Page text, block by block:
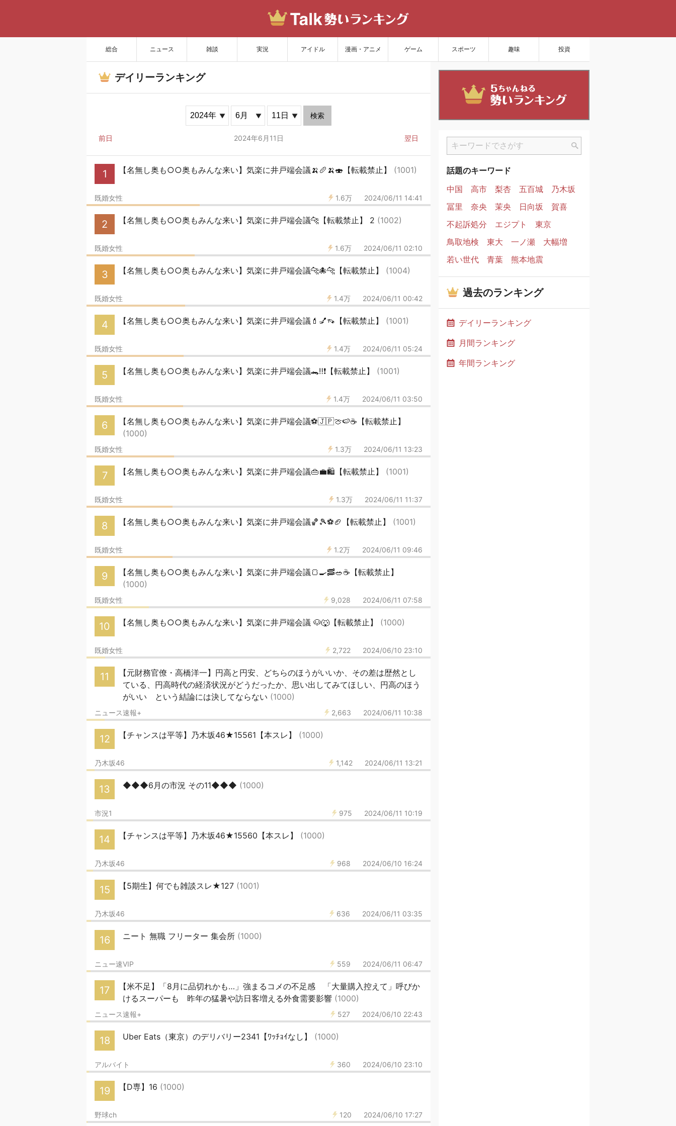
総合 ニュース 雑談 実況 アイドル 漫画・アニメ ゲーム スポーツ 趣味 投資
サイトを更新
デイリーランキング
検索
前日 2024年6月11日 翌日
1 【名無し奥も○○奥もみんな来い】気楽に井戸端会議🍌🥖🍌🍣【転載禁止】 (1001)
1.6万 2024/06/11 14:41
既婚女性
2 【名無し奥も○○奥もみんな来い】気楽に井戸端会議🐆【転載禁止】 2 (1002)
1.6万 2024/06/11 02:10
既婚女性
3 【名無し奥も○○奥もみんな来い】気楽に井戸端会議🐆🐙🐆【転載禁止】 (1004)
1.4万 2024/06/11 00:42
既婚女性
4 【名無し奥も○○奥もみんな来い】気楽に井戸端会議💄💅👡【転載禁止】 (1001)
1.4万 2024/06/11 05:24
既婚女性
5 【名無し奥も○○奥もみんな来い】気楽に井戸端会議🐊‼️❗【転載禁止】 (1001)
1.4万 2024/06/11 03:50
既婚女性
6
【名無し奥も○○奥もみんな来い】気楽に井戸端会議⚽🇯🇵🍈🍉☕【転載禁止】
(1000)
1.3万 2024/06/11 13:23
既婚女性
7 【名無し奥も○○奥もみんな来い】気楽に井戸端会議👜💼🛍️【転載禁止】 (1001)
1.3万 2024/06/11 11:37
既婚女性
8 【名無し奥も○○奥もみんな来い】気楽に井戸端会議🏀🎾⚽️🏈【転載禁止】 (1001)
1.2万 2024/06/11 09:46
既婚女性
9
【名無し奥も○○奥もみんな来い】気楽に井戸端会議🍞🍳🥓🥗☕️【転載禁止】
(1000)
9,028 2024/06/11 07:58
既婚女性
10 【名無し奥も○○奥もみんな来い】気楽に井戸端会議 🐶🐺【転載禁止】 (1000)
2,722 2024/06/10 23:10
既婚女性
11
【元財務官僚・高橋洋一】円高と円安、どちらのほうがいいか、その差は歴然とし
ている、円高時代の経済状況がどうだったか、思い出してみてほしい、円高のほう
がいい という結論には決してならない (1000)
2,663 2024/06/11 10:38
ニュース速報+
12 【チャンスは平等】乃木坂46★15561【本スレ】 (1000)
1,142 2024/06/11 13:21
乃木坂46
13 ◆◆◆6月の市況 その11◆◆◆ (1000)
975 2024/06/11 10:19
市況1
14 【チャンスは平等】乃木坂46★15560【本スレ】 (1000)
968 2024/06/10 16:24
乃木坂46
15 【5期生】何でも雑談スレ★127 (1001)
636 2024/06/11 03:35
乃木坂46
16 ニート 無職 フリーター 集会所 (1000)
559 2024/06/11 06:47
ニュー速VIP
17
【米不足】「8月に品切れかも…」強まるコメの不足感 「大量購入控えて」呼びか
けるスーパーも 昨年の猛暑や訪日客増える外食需要影響 (1000)
527 2024/06/10 22:43
ニュース速報+
18 Uber Eats（東京）のデリバリー2341【ﾜｯﾁｮｲなし】 (1000)
360 2024/06/10 23:10
アルバイト
19 【D専】16 (1000)
120 2024/06/10 17:27
野球ch
話題のキーワード
中国
高市 梨杏 五百城
乃木坂
冨里
奈央 茉央 日向坂
賀喜
不起訴処分
エジプト
東京
鳥取地検
東大 一ノ瀬
大幅増
若い世代
青葉 熊本地震
過去のランキング
デイリーランキング
月間ランキング
年間ランキング